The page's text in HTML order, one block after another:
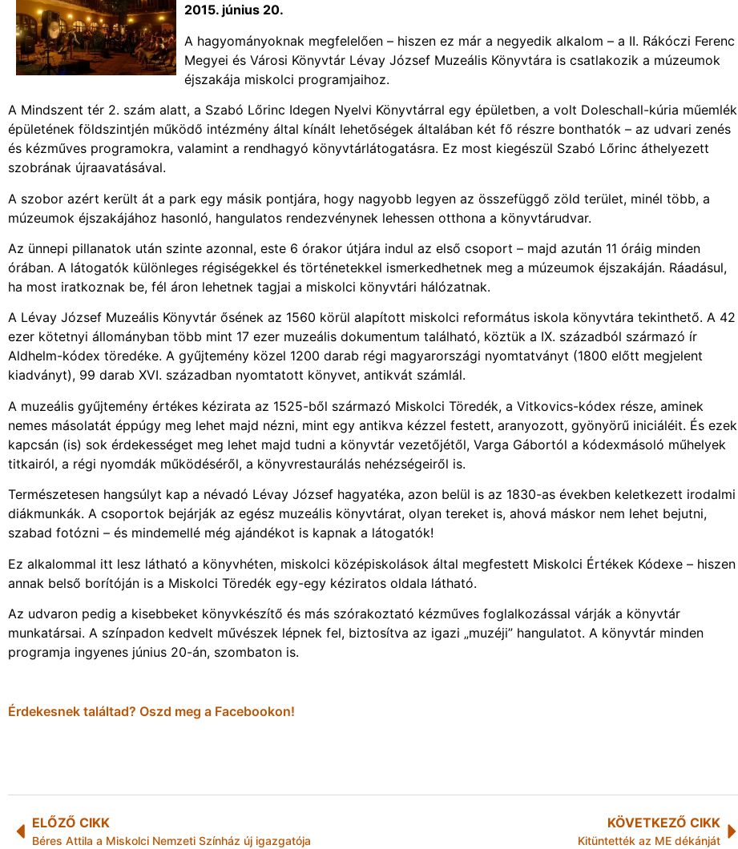
2015. június 20.
A hagyományoknak megfelelően – hiszen ez már a negyedik alkalom – a II. Rákóczi Ferenc
Megyei és Városi Könyvtár Lévay József Muzeális Könyvtára is csatlakozik a múzeumok
éjszakája miskolci programjaihoz.
A Mindszent tér 2. szám alatt, a Szabó Lőrinc Idegen Nyelvi Könyvtárral egy épületben, a volt Doleschall-kúria műemlék
épületének földszintjén működő intézmény által kínált lehetőségek általában két fő részre bonthatók – az udvari zenés
és kézműves programokra, valamint a rendhagyó könyvtárlátogatásra. Ez most kiegészül Szabó Lőrinc áthelyezett
szobrának újraavatásával.
A szobor azért került át a park egy másik pontjára, hogy nagyobb legyen az összefüggő zöld terület, minél több, a
múzeumok éjszakájához hasonló, hangulatos rendezvénynek lehessen otthona a könyvtárudvar.
Az ünnepi pillanatok után szinte azonnal, este 6 órakor útjára indul az első csoport – majd azután 11 óráig minden
órában. A látogatók különleges régiségekkel és történetekkel ismerkedhetnek meg a múzeumok éjszakáján. Ráadásul,
ha most iratkoznak be, fél áron lehetnek tagjai a miskolci könyvtári hálózatnak.
A Lévay József Muzeális Könyvtár ősének az 1560 körül alapított miskolci református iskola könyvtára tekinthető. A 42
ezer kötetnyi állományban több mint 17 ezer muzeális dokumentum található, köztük a IX. századból származó ír
Aldhelm-kódex töredéke. A gyűjtemény közel 1200 darab régi magyarországi nyomtatványt (1800 előtt megjelent
kiadványt), 99 darab XVI. században nyomtatott könyvet, antikvát számlál.
A muzeális gyűjtemény értékes kézirata az 1525-ből származó Miskolci Töredék, a Vitkovics-kódex része, aminek
nemes másolatát éppúgy meg lehet majd nézni, mint egy antikva kézzel festett, aranyozott, gyönyörű iniciáléit. És ezek
kapcsán (is) sok érdekességet meg lehet majd tudni a könyvtár vezetőjétől, Varga Gábortól a kódexmásoló műhelyek
titkairól, a régi nyomdák működéséről, a könyvrestaurálás nehézségeiről is.
Természetesen hangsúlyt kap a névadó Lévay József hagyatéka, azon belül is az 1830-as években keletkezett irodalmi
diákmunkák. A csoportok bejárják az egész muzeális könyvtárat, olyan tereket is, ahová máskor nem lehet bejutni,
szabad fotózni – és mindemellé még ajándékot is kapnak a látogatók!
Ez alkalommal itt lesz látható a könyvhéten, miskolci középiskolások által megfestett Miskolci Értékek Kódexe – hiszen
annak belső borítóján is a Miskolci Töredék egy-egy kéziratos oldala látható.
Az udvaron pedig a kisebbeket könyvkészítő és más szórakoztató kézműves foglalkozással várják a könyvtár
munkatársai. A színpadon kedvelt művészek lépnek fel, biztosítva az igazi „muzéji” hangulatot. A könyvtár minden
programja ingyenes június 20-án, szombaton is.
Érdekesnek találtad? Oszd meg a Facebookon!
ELŐZŐ CIKK
Béres Attila a Miskolci Nemzeti Színház új igazgatója
KÖVETKEZŐ CIKK
Kitüntették az ME dékánját